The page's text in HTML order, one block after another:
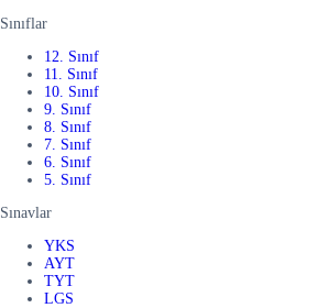
Sınıflar
12. Sınıf
11. Sınıf
10. Sınıf
9. Sınıf
8. Sınıf
7. Sınıf
6. Sınıf
5. Sınıf
Sınavlar
YKS
AYT
TYT
LGS